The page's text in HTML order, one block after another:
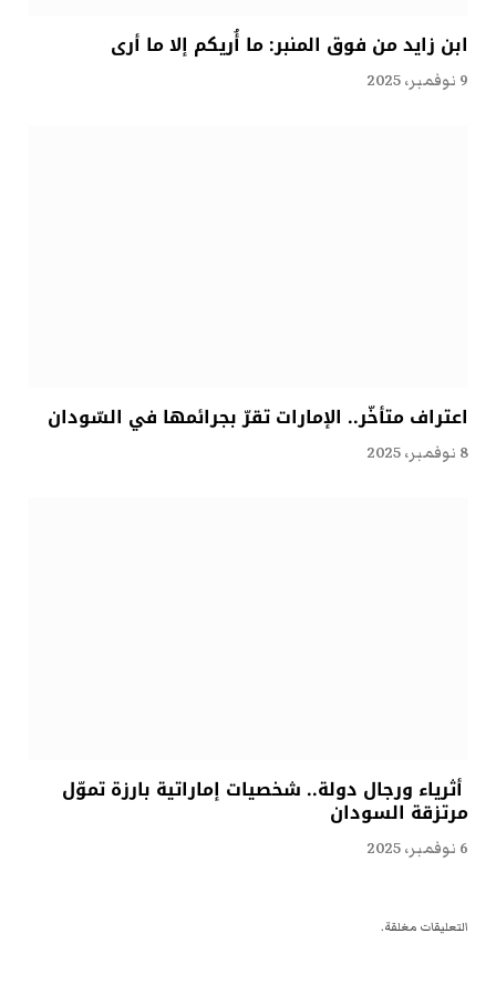
ابن زايد من فوق المنبر: ما أُريكم إلا ما أرى
9 نوفمبر، 2025
اعتراف متأخّر.. الإمارات تقرّ بجرائمها في السّودان
8 نوفمبر، 2025
أثرياء ورجال دولة.. شخصيات إماراتية بارزة تموّل
مرتزقة السودان
6 نوفمبر، 2025
التعليقات مغلقة.